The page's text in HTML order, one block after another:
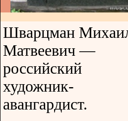
Шварцман
Матвеевич —
российский
художник-
авангардист.